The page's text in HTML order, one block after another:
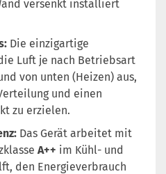
versenkt installiert
Die einzigartige
Luft je nach Betriebsart
von unten (Heizen) aus,
und einen
zu erzielen.
Das Gerät arbeitet mit
A++ im Kühl- und
den Energieverbrauch